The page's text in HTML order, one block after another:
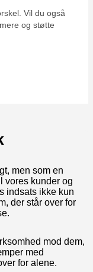
Vil du også
og støtte
men som en
vores kunder og
indsats ikke kun
der står over for
mod dem,
med
for alene.